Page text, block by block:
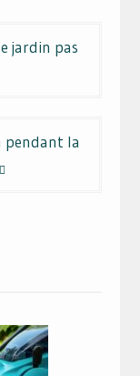
jardin pas
pendant la